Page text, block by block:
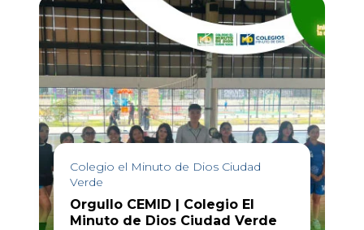
Colegio el Minuto de Dios Ciudad
Verde
Orgullo CEMID | Colegio El
Minuto de Dios Ciudad Verde